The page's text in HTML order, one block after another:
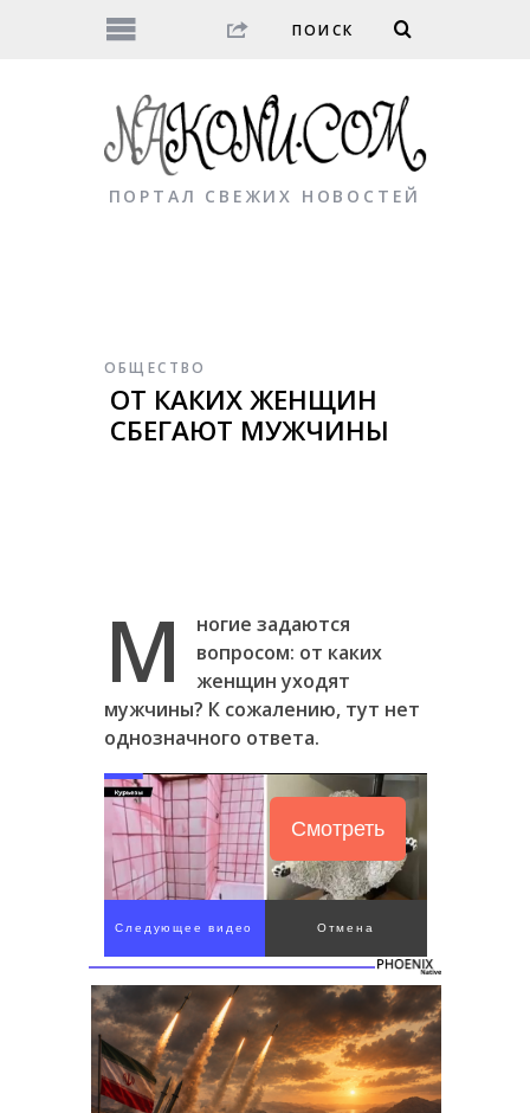
ПОРТАЛ СВЕЖИХ НОВОСТЕЙ
ОБЩЕСТВО
ОТ КАКИХ ЖЕНЩИН
СБЕГАЮТ МУЖЧИНЫ
М
ногие задаются
вопросом: от каких
женщин уходят
мужчины? К сожалению, тут нет
однозначного ответа.
Смотреть
Следующее видео Отмена